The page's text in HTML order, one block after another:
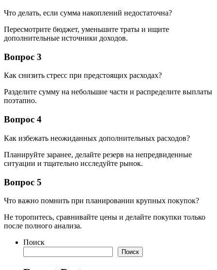
Что делать, если сумма накоплений недостаточна?
Пересмотрите бюджет, уменьшите траты и ищите
дополнительные источники доходов.
Вопрос 3
Как снизить стресс при предстоящих расходах?
Разделите сумму на небольшие части и распределите выплаты
поэтапно.
Вопрос 4
Как избежать неожиданных дополнительных расходов?
Планируйте заранее, делайте резерв на непредвиденные
ситуации и тщательно исследуйте рынок.
Вопрос 5
Что важно помнить при планировании крупных покупок?
Не торопитесь, сравнивайте цены и делайте покупки только
после полного анализа.
Поиск
Поиск